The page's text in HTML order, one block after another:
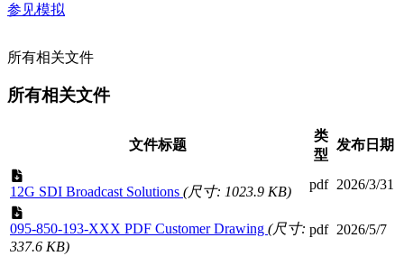
参见模拟
所有相关文件
所有相关文件
文件标题
类
型
发布日期
12G SDI Broadcast Solutions (尺寸: 1023.9 KB) pdf 2026/3/31
095-850-193-XXX PDF Customer Drawing (尺寸:
337.6 KB)
pdf 2026/5/7